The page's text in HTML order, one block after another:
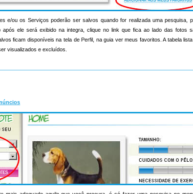
e/ou os Serviços poderão ser salvos quando for realizada uma pesquisa,
após ele será exibido na integra, clique no link que fica ao lado das fotos
ficam disponíveis na tela de Perfil, na guia ver meus favoritos. A tabela
visualizados e excluídos.